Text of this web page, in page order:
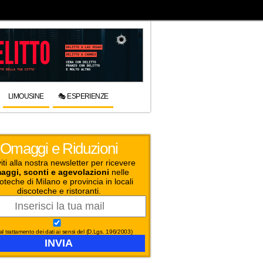
LIMOUSINE 🎭 ESPERIENZE
Omaggi e Riduzioni
alla nostra newsletter per ricevere
sconti e agevolazioni nelle
di Milano e provincia in locali
discoteche e ristoranti.
trattamento dei dati ai sensi del (D.Lgs. 196/2003)